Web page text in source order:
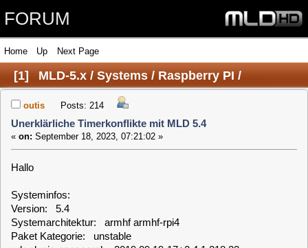
FORUM
[1] MLD-5.x / Systems / Raspberry PI /
Unerklärliche Timerkonflikte mit MLD 5.4
outis Posts: 214
Unerklärliche Timerkonflikte mit MLD 5.4
Hallo
Systeminfos:
Version: 5.4
Paket Kategorie: unstable
vdr-plugin-epgsearch 2019.09.19-17+2.4.1.218.23
vdr-plugin-live 1:2017.06.23-23+2.4.1.218.23
Problem: